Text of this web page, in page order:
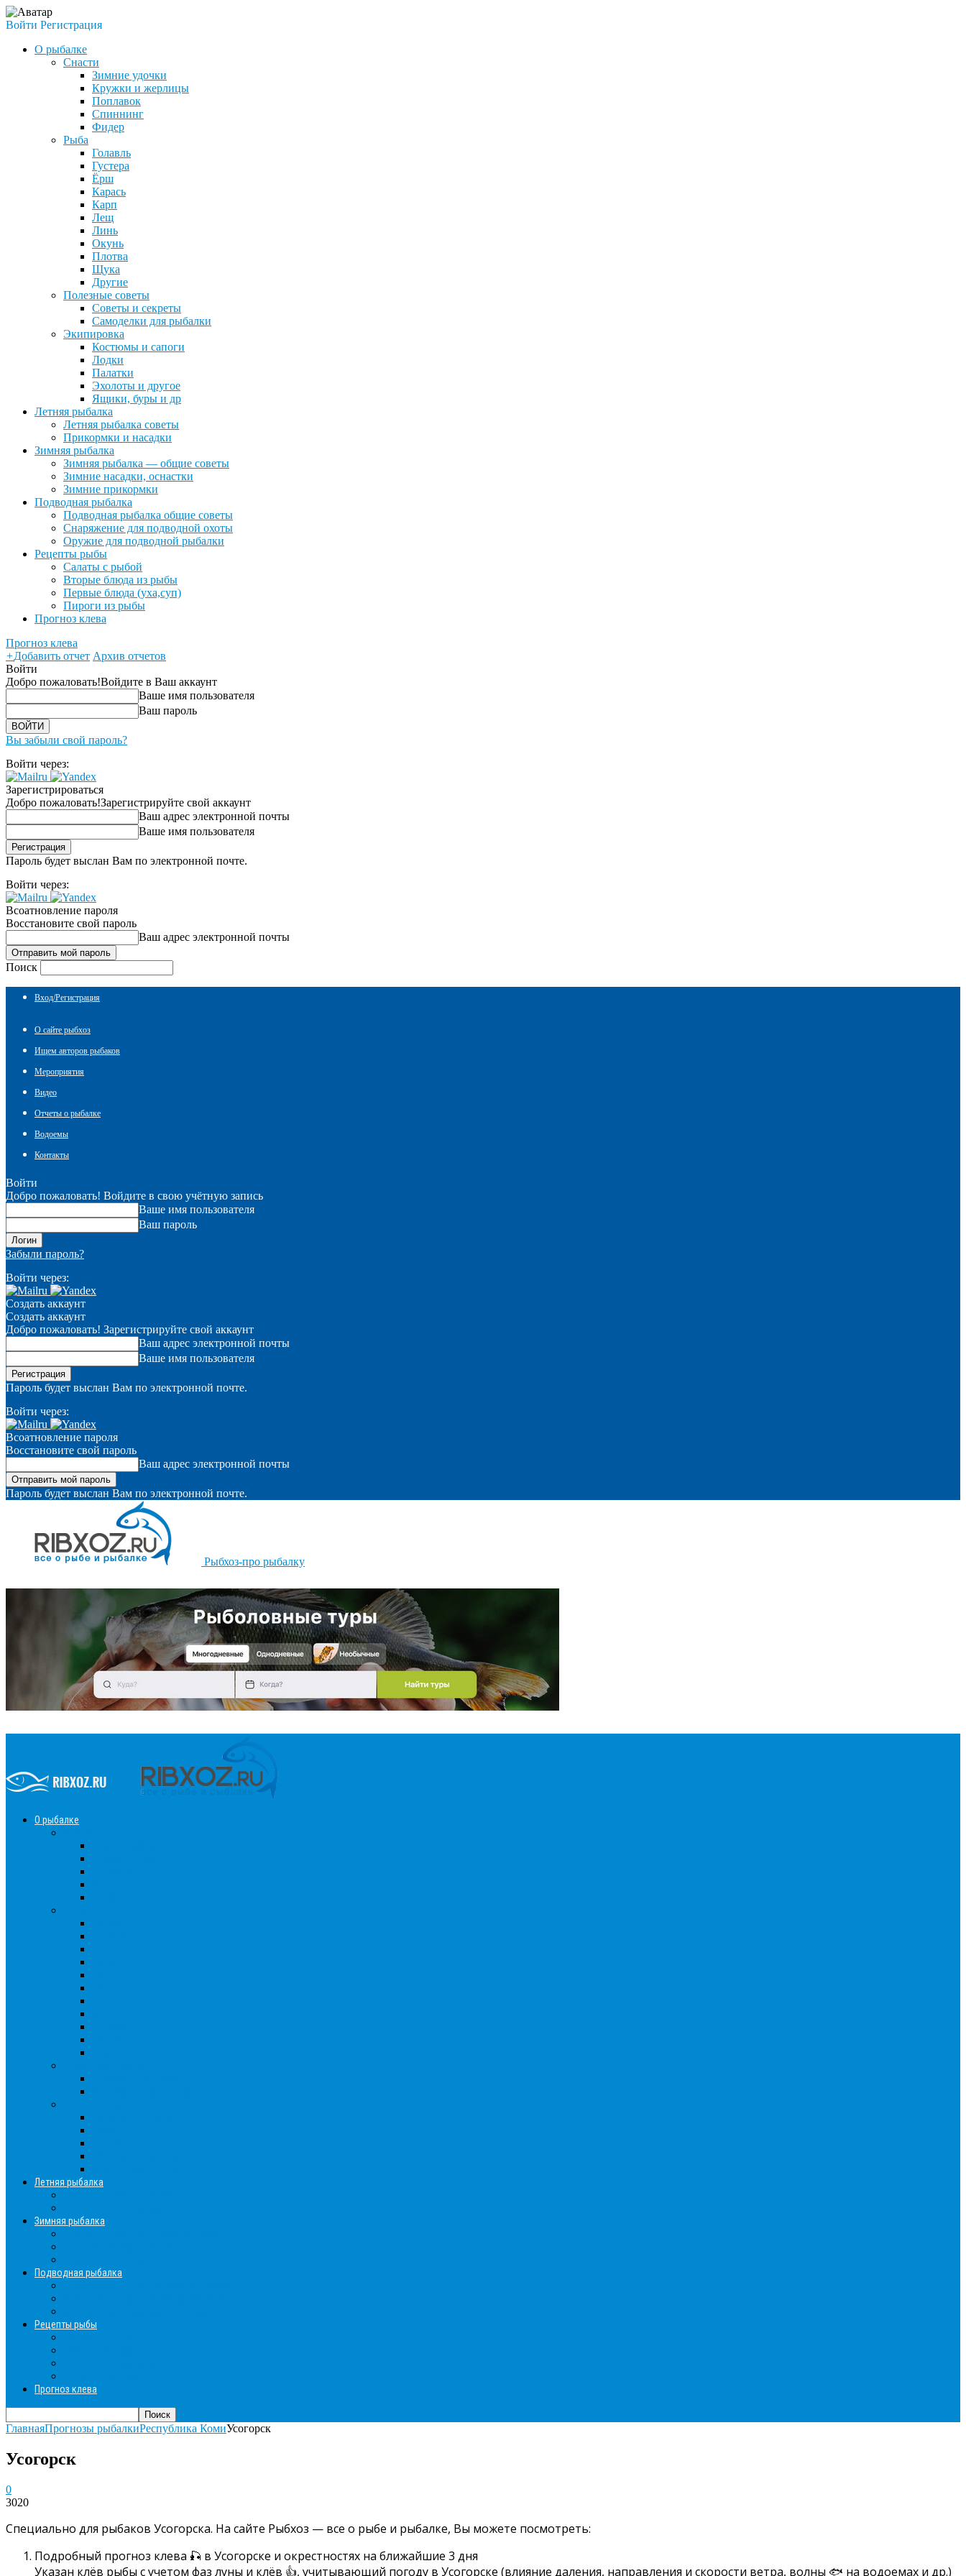
Войти Регистрация
О рыбалке
Снасти
Зимние удочки
Кружки и жерлицы
Поплавок
Спиннинг
Фидер
Рыба
Голавль
Густера
Ёрш
Карась
Карп
Лещ
Линь
Окунь
Плотва
Щука
Другие
Полезные советы
Советы и секреты
Самоделки для рыбалки
Экипировка
Костюмы и сапоги
Лодки
Палатки
Эхолоты и другое
Ящики, буры и др
Летняя рыбалка
Летняя рыбалка советы
Прикормки и насадки
Зимняя рыбалка
Зимняя рыбалка — общие советы
Зимние насадки, оснастки
Зимние прикормки
Подводная рыбалка
Подводная рыбалка общие советы
Снаряжение для подводной охоты
Оружие для подводной рыбалки
Рецепты рыбы
Салаты с рыбой
Вторые блюда из рыбы
Первые блюда (уха,суп)
Пироги из рыбы
Прогноз клева
Прогноз клева
+Добавить отчет Архив отчетов
Войти
Добро пожаловать!Войдите в Ваш аккаунт
Ваше имя пользователя
Ваш пароль
Вы забыли свой пароль?
Войти через:
Зарегистрироваться
Добро пожаловать!Зарегистрируйте свой аккаунт
Ваш адрес электронной почты
Ваше имя пользователя
Пароль будет выслан Вам по электронной почте.
Войти через:
Всоатновление пароля
Восстановите свой пароль
Ваш адрес электронной почты
Поиск
Вход/Регистрация
О сайте рыбхоз
Ищем авторов рыбаков
Мероприятия
Видео
Отчеты о рыбалке
Водоемы
Контакты
Войти
Добро пожаловать! Войдите в свою учётную запись
Ваше имя пользователя
Ваш пароль
Забыли пароль?
Войти через:
Создать аккаунт
Создать аккаунт
Добро пожаловать! Зарегистрируйте свой аккаунт
Ваш адрес электронной почты
Ваше имя пользователя
Пароль будет выслан Вам по электронной почте.
Войти через:
Всоатновление пароля
Восстановите свой пароль
Ваш адрес электронной почты
Пароль будет выслан Вам по электронной почте.
Рыбхоз-про рыбалку
О рыбалке
Летняя рыбалка
Зимняя рыбалка
Подводная рыбалка
Рецепты рыбы
Прогноз клева
ГлавнаяПрогнозы рыбалкиРеспублика КомиУсогорск
Усогорск
0
3020
Специально для рыбаков Усогорска. На сайте Рыбхоз — все о рыбе и рыбалке, Вы можете посмотреть:
Подробный прогноз клева 🎣 в Усогорске и окрестностях на ближайшие 3 дня
Указан клёв рыбы с учетом фаз луны и клёв 👍, учитывающий погоду в Усогорске (влияние даления, направления и скорости ветра, волны 🐟 на водоемах и др.)